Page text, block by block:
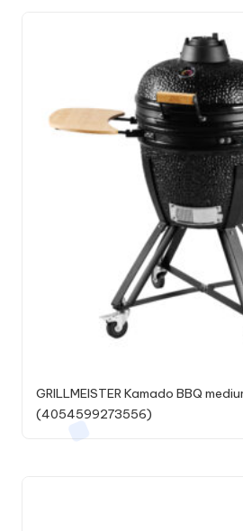
GRILLMEISTER Kamado BBQ
(4054599273556)